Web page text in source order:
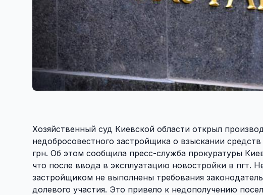
Хозяйственный суд Киевской области открыл
недобросовестного застройщика о взыскании
грн. Об этом сообщила пресс-служба прокуратуры
что после ввода в эксплуатацию новостройки в пгт.
застройщиком не выполнены требования
долевого участия. Это привело к недополучению